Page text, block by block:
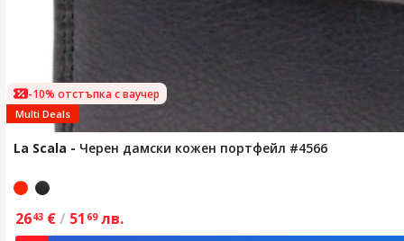
-10% отстъпка с ваучер
Multi Deals
La Scala - Черен дамски кожен портфейл #4566
2643 €/ 51 69 лв.